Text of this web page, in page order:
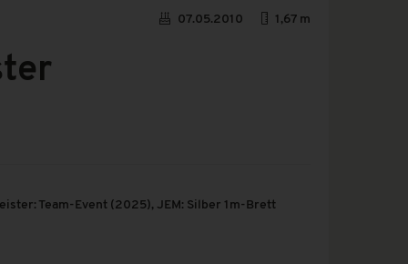
07.05.2010 1,67 m
Team-Event (2025), JEM: Silber 1m-Brett